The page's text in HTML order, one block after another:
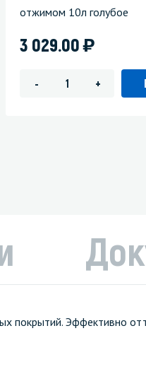
отжимом 10л голубое
3 029.00)
- +
покрытий. Эффективно